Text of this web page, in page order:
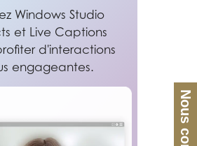
Windows Studio
et Live Captions
d'interactions
engageantes.